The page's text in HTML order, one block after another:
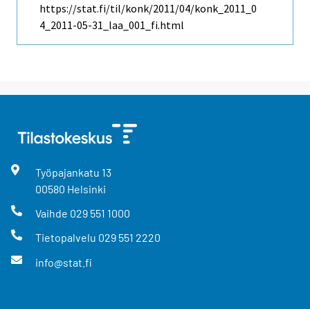
https://stat.fi/til/konk/2011/04/konk_2011_0
4_2011-05-31_laa_001_fi.html
Työpajankatu 13
00580 Helsinki
Vaihde 029 551 1000
Tietopalvelu 029 551 2220
info@stat.fi